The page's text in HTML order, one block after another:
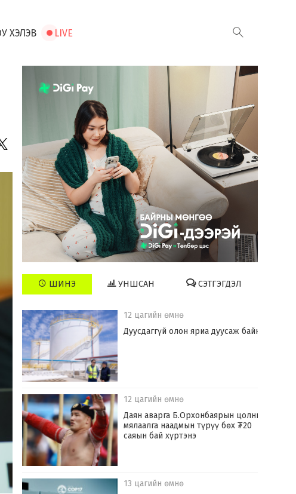
ХЭЛЭВ LIVE
ШИНЭ УНШСАН СЭТГЭГДЭЛ
12 цагийн өмнө
Дуусдаггүй олон яриа дуусаж байна
12 цагийн өмнө
Даян аварга Б.Орхонбаярын цолны
мялаалга наадмын түрүү бөх ₮20
саяын бай хүртэнэ
13 цагийн өмнө